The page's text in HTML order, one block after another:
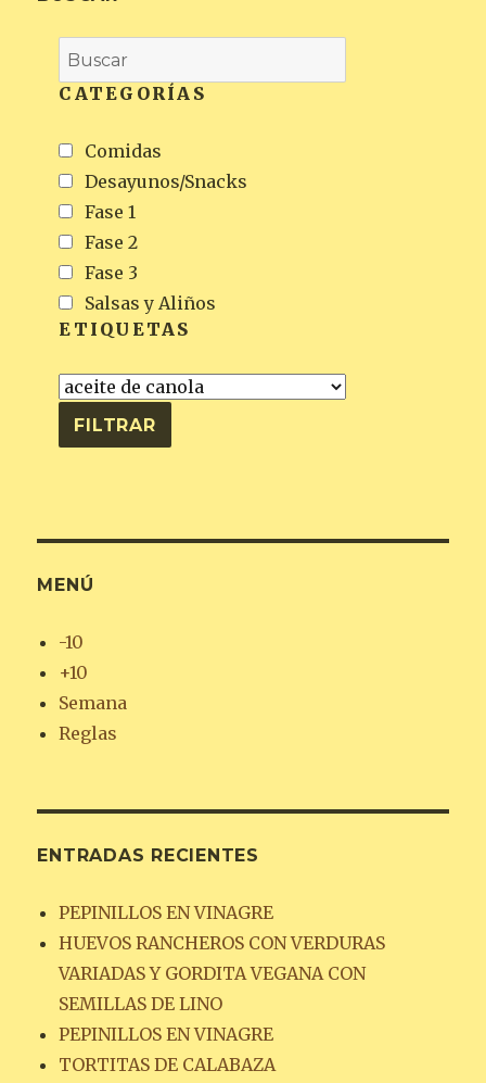
CATEGORÍAS
Comidas
Desayunos/Snacks
Fase 1
Fase 2
Fase 3
Salsas y Aliños
ETIQUETAS
MENÚ
-10
+10
Semana
Reglas
ENTRADAS RECIENTES
PEPINILLOS EN VINAGRE
HUEVOS RANCHEROS CON VERDURAS
VARIADAS Y GORDITA VEGANA CON
SEMILLAS DE LINO
PEPINILLOS EN VINAGRE
TORTITAS DE CALABAZA